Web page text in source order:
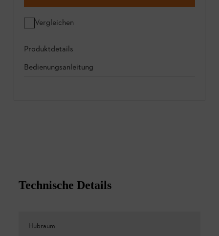
Vergleichen
Produktdetails
Bedienungsanleitung
Technische Details
Hubraum